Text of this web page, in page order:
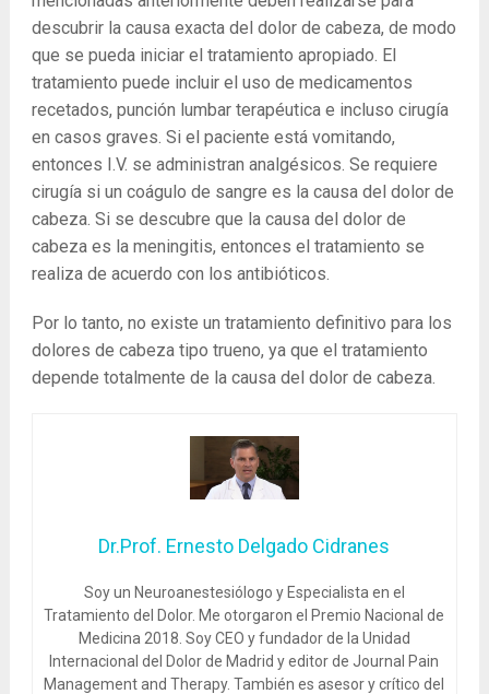
descubrir la causa exacta del dolor de cabeza, de modo
que se pueda iniciar el tratamiento apropiado. El
tratamiento puede incluir el uso de medicamentos
recetados, punción lumbar terapéutica e incluso cirugía
en casos graves. Si el paciente está vomitando,
entonces I.V. se administran analgésicos. Se requiere
cirugía si un coágulo de sangre es la causa del dolor de
cabeza. Si se descubre que la causa del dolor de
cabeza es la meningitis, entonces el tratamiento se
realiza de acuerdo con los antibióticos.
Por lo tanto, no existe un tratamiento definitivo para los
dolores de cabeza tipo trueno, ya que el tratamiento
depende totalmente de la causa del dolor de cabeza.
Dr.Prof. Ernesto Delgado Cidranes
Soy un Neuroanestesiólogo y Especialista en el
Tratamiento del Dolor. Me otorgaron el Premio Nacional de
Medicina 2018. Soy CEO y fundador de la Unidad
Internacional del Dolor de Madrid y editor de Journal Pain
Management and Therapy. También es asesor y crítico del